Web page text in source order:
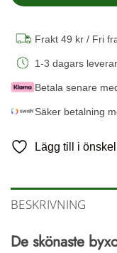
Frakt 49 kr / Fri
1-3 dagars
Betala senare
Säker betalning
Lägg till i
BESKRIVNING
De skönaste